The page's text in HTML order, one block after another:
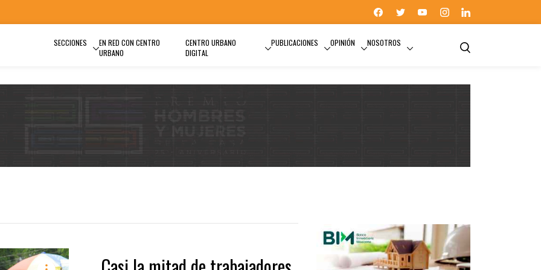
SECCIONES
EN RED CON CENTRO
URBANO
CENTRO URBANO
DIGITAL
PUBLICACIONES OPINIÓN NOSOTROS